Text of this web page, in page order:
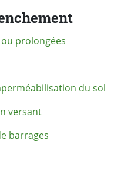
prolongées
du sol
versant
barrages